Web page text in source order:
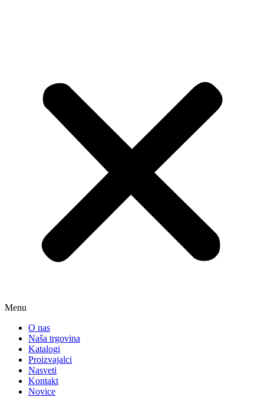
Menu
O nas
Naša trgovina
Katalogi
Proizvajalci
Nasveti
Kontakt
Novice